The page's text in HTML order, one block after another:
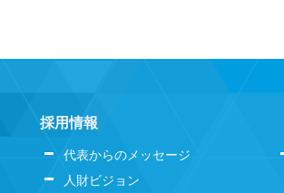
採用情報
代表からのメッセージ
人財ビジョン